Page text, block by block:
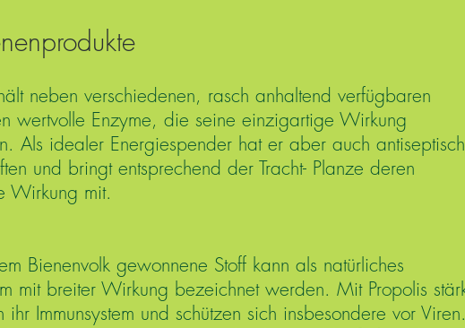
neben verschiedenen, rasch anhaltend verfügbaren
wertvolle Enzyme, die seine einzigartige Wirkung
Als idealer Energiespender hat er aber auch
und bringt entsprechend der Tracht- Planze deren
Wirkung mit.
Bienenvolk gewonnene Stoff kann als natürliches
mit breiter Wirkung bezeichnet werden. Mit Propolis
Immunsystem und schützen sich insbesondere vor Viren.